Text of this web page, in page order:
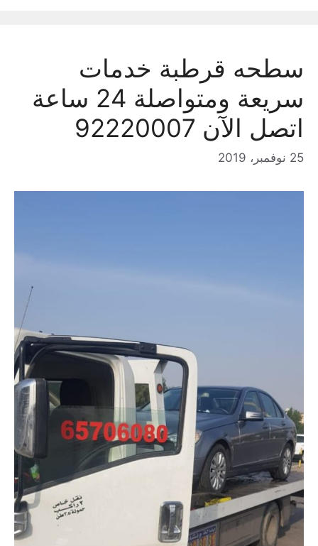
سطحه قرطبة خدمات
سريعة ومتواصلة 24 ساعة
اتصل الآن 92220007